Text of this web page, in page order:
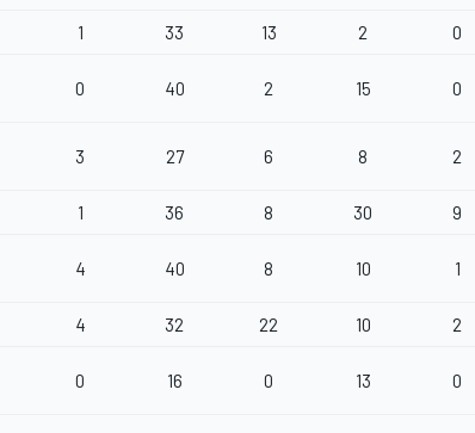
1 33 13 2 0
0 40 2 15 0
3 27 6 8 2
1 36 8 30 9
4 40 8 10 1
4 32 22 10 2
0 16 0 13 0